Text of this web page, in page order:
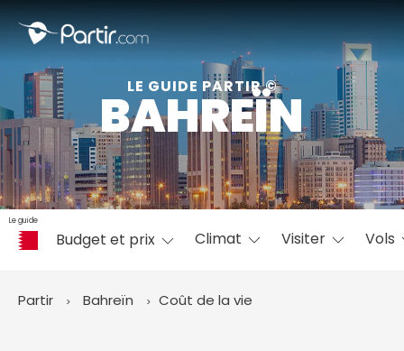
LE GUIDE PARTIR ©
BAHREÏN
Le guide
Budget et prix Climat Visiter Vols
Partir Bahreïn Coût de la vie
📍 Destinations populaires
☀️ Où partir par mois
Juillet
Août Septembre
Octobre